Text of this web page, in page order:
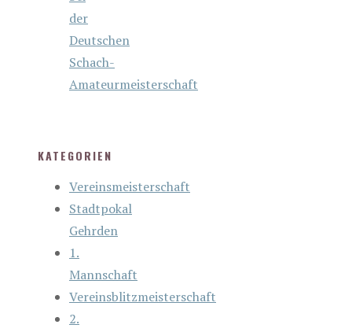
der
Deutschen
Schach-
Amateurmeisterschaft
KATEGORIEN
Vereinsmeisterschaft
Stadtpokal
Gehrden
1.
Mannschaft
Vereinsblitzmeisterschaft
2.